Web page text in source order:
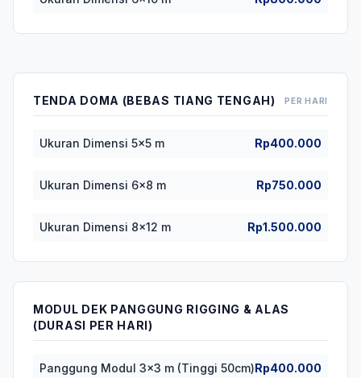
TENDA DOMA (BEBAS TIANG TENGAH) PER HARI
Ukuran Dimensi 5x5 m Rp400.000
Ukuran Dimensi 6x8 m Rp750.000
Ukuran Dimensi 8x12 m Rp1.500.000
MODUL DEK PANGGUNG RIGGING & ALAS
(DURASI PER HARI)
Panggung Modul 3x3 m (Tinggi 50cm)Rp400.000